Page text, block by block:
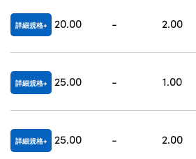
詳細規格 20.00 - 2.00
詳細規格 25.00 - 1.00
詳細規格 25.00 - 2.00